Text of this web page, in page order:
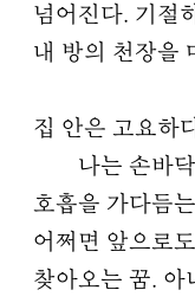
넘어진다. 기절
내 방의 천장을
집 안은 고요하
나는 손바닥
호흡을 가다듬
어쩌면 앞으로
찾아오는 꿈. 아